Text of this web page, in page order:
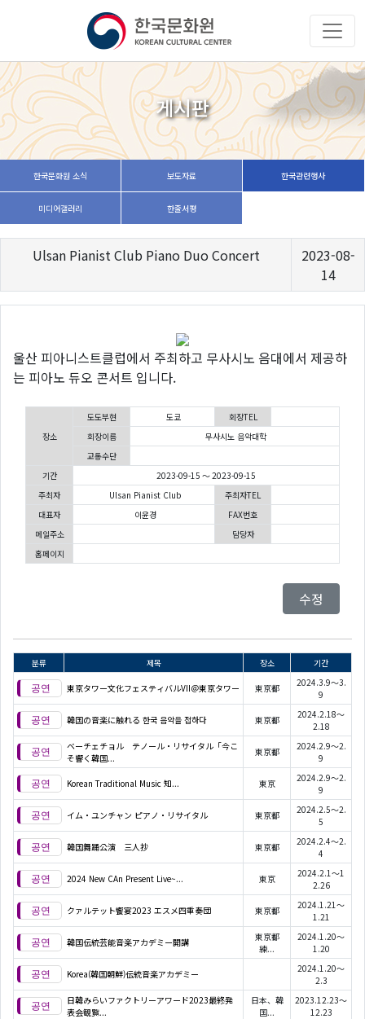
게시판
한국문화원 소식 보도자료 한국관련행사
미디어갤러리 한줄서평
Ulsan Pianist Club Piano Duo Concert
2023-08-
14
울산 피아니스트클럽에서 주최하고 무사시노 음대에서 제공하
는 피아노 듀오 콘서트 입니다.
장소
도도부현 도쿄
회장TEL
회장이름
무사시노 음악대학
교통수단
기간
2023-09-15 ～ 2023-09-15
주최자
Ulsan Pianist Club
주최자TEL
대표자
이윤경
FAX번호
메일주소
담당자
홈페이지
수정
분류 제목 장소 기간
東京タワー文化フェスティバルVII＠東京タワー 東京都
2024.3.9～3.
9
韓国の音楽に触れる 한국 음악을 접하다 東京都
2024.2.18～
2.18
ベーチェチョル テノール・リサイタル「今こ
そ響く韓国...
東京都
2024.2.9～2.
9
Korean Traditional Music 知... 東京
2024.2.9～2.
9
イム・ユンチャン ピアノ・リサイタル 東京都
2024.2.5～2.
5
韓国舞踊公演 三人抄 東京都
2024.2.4～2.
4
2024 New CAn Present Live~... 東京
2024.2.1～1
2.26
クァルテット饗宴2023 エスメ四重奏団 東京都
2024.1.21～
1.21
韓国伝統芸能音楽アカデミー開講
東京都
練...
2024.1.20～
1.20
Korea(韓国朝鮮)伝統音楽アカデミー
2024.1.20～
2.3
日韓みらいファクトリーアワード2023最終発
表会観覧...
日本、韓
国...
2023.12.23～
12.23